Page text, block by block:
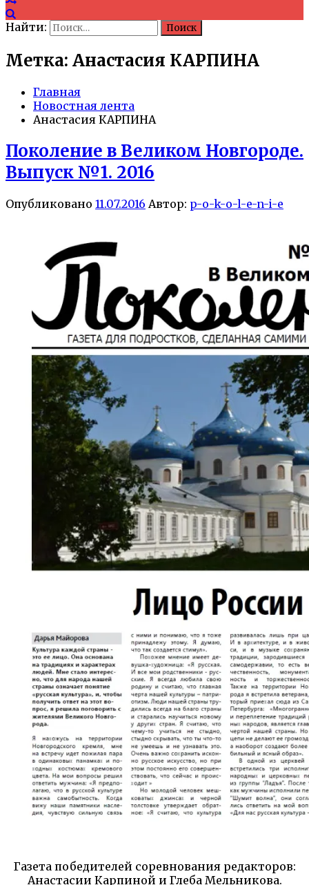
Найти:
Метка: Анастасия КАРПИНА
Главная
Новостная лента
Анастасия КАРПИНА
Поколение в Великом Новгороде.
Выпуск №1. 2016
Опубликовано 11.07.2016 Автор: p-o-k-o-l-e-n-i-e
Газета победителей соревнования редакторов:
Анастасии Карпиной и Глеба Мельникова.